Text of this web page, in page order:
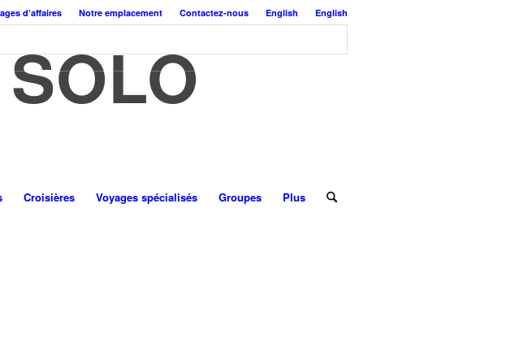
d’affaires Notre emplacement Contactez-nous English English
Croisières Voyages spécialisés Groupes Plus